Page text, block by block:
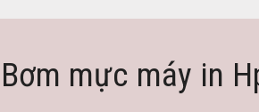
mực máy in